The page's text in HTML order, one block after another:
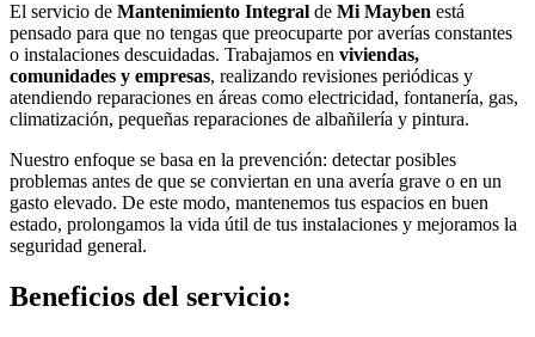
El servicio de Mantenimiento Integral de Mi Mayben está
pensado para que no tengas que preocuparte por averías constantes
o instalaciones descuidadas. Trabajamos en viviendas,
comunidades y empresas, realizando revisiones periódicas y
atendiendo reparaciones en áreas como electricidad, fontanería, gas,
climatización, pequeñas reparaciones de albañilería y pintura.
Nuestro enfoque se basa en la prevención: detectar posibles
problemas antes de que se conviertan en una avería grave o en un
gasto elevado. De este modo, mantenemos tus espacios en buen
estado, prolongamos la vida útil de tus instalaciones y mejoramos la
seguridad general.
Beneficios del servicio: